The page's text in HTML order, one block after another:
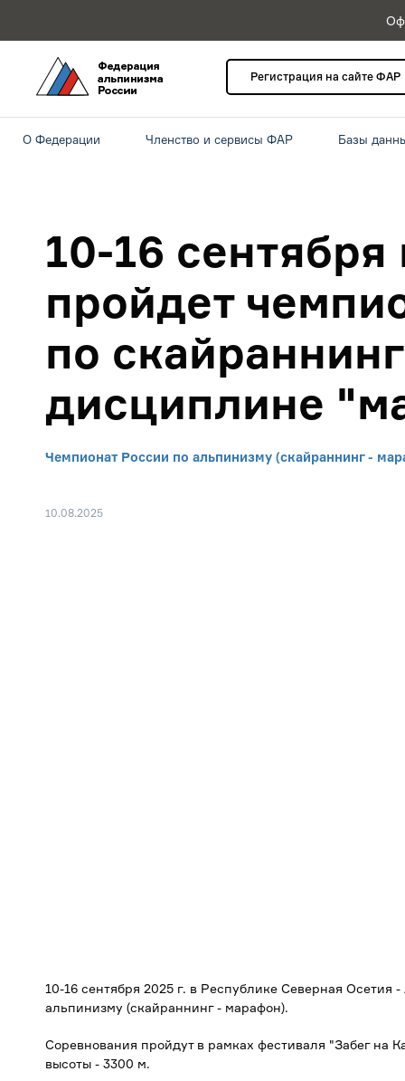
Регистрация на сайте ФАР
О Федерации Членство и сервисы ФАР Базы
10-16 сентября
пройдет
по
дисциплине
Чемпионат России по альпинизму (скайраннинг -
10.08.2025
10-16 сентября 2025 г. в Республике Северная Осетия
альпинизму (скайраннинг - марафон).
Соревнования пройдут в рамках фестиваля "Забег на
высоты - 3300 м.